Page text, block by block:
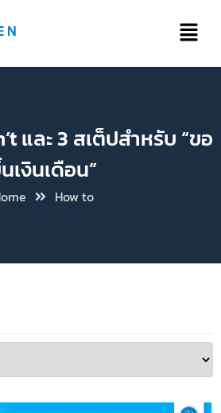
และ 3 สเต็ปสำหรับ “ขอ
เงินเดือน”
How to